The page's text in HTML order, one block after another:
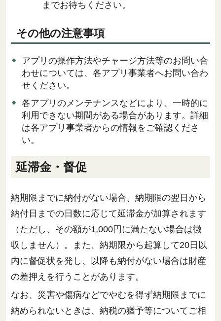
までお待ちください。
その他の注意事項
アプリの操作方法やチャージ方法等のお問い合
わせについては、各アプリ事業者へお問い合わ
せください。
各アプリのメンテナンスなどにより、一時的に
利用できない期間がある場合があります。詳細
は各アプリ事業者からの情報をご確認くださ
い。
延滞金・督促
納期限までに納付がない場合、納期限の翌日から
納付日までの日数に応じて延滞金が加算されます
（ただし、その額が1,000円に満たない場合は徴
収しません）。また、納期限から起算して20日以
内に督促状を発し、以降も納付がない場合は財産
の差押えを行うことがあります。
なお、災害や傷病などでやむを得ず納期限までに
納められないときは、納税の猶予等についてご相